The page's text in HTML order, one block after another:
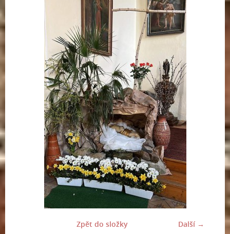
Další →
Zpět do složky